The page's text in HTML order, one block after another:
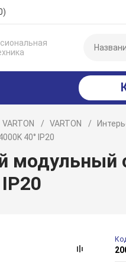
VARTON VARTON
40° IP20
модульный